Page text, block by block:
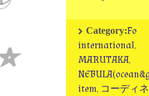
Category:Fo
international,
MARUTAKA,
item, コーディ